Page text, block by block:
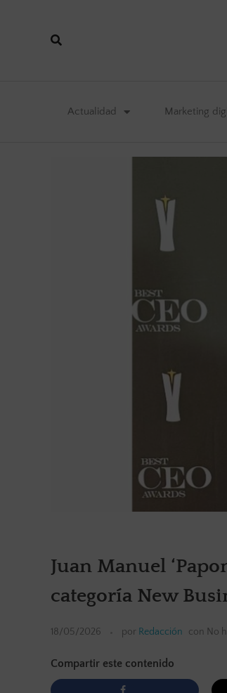
Actualidad Marketing
Juan Manuel
categoría New
18/05/2026 por Redacción con No
Compartir este contenido